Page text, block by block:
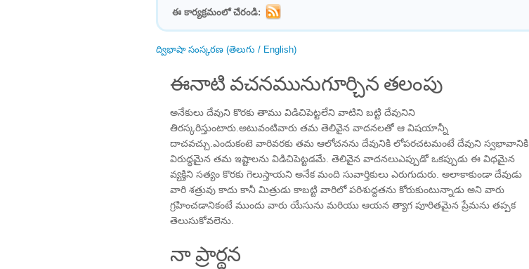
ఈ కార్యక్రమంలో చేరండి:
ద్విభాషా సంస్కరణ (తెలుగు / English)
ఈనాటి వచనమునుగూర్చిన తలంపు
అనేకులు దేవుని కొరకు తాము విడిచిపెట్టలేని వాటిని బట్టి దేవునిని
తిరస్కరిస్తుంటారు.అటువంటి￰వారు తమ తెలివైన వాదనలతో ఆ విషయాన్నీ
దాచవచ్చు.ఎందుకంటె వారివరకు తమ ఆలోచనను దేవునికి లోపరచటమంటే దేవుని స్వభావానికి
విరుద్ధమైన తమ ఇష్టాలను విడిచిపెట్టడమే. తెలివైన వాదనలుఎప్పుడో ఒకప్పుడు ఈ విధమైన
వ్యక్తిని సత్యం కొరకు గెలుస్తాయని అనేక మంది సువార్తికులు ఎరుగుదురు. అలాకాకుండా దేవుడు
వారి శత్రువు కాదు కానీ మిత్రుడు కాబట్టి వారిలో పరిశుద్దతను కోరుకుంటున్నాడు అని వారు
గ్రహించడానికంటే ముందు వారు యేసును మరియు ఆయన త్యాగ పూరితమైన ప్రేమను తప్పక
తెలుసుకోవలెను.
నా ప్రార్థన